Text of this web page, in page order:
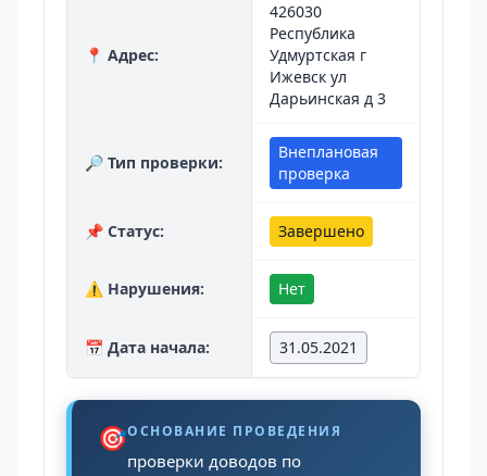
📍 Адрес:
426030
Республика
Удмуртская г
Ижевск ул
Дарьинская д 3
🔎 Тип проверки:
Внеплановая
проверка
📌 Статус: Завершено
⚠️ Нарушения: Нет
📅 Дата начала: 31.05.2021
🎯ОСНОВАНИЕ ПРОВЕДЕНИЯ
проверки доводов по